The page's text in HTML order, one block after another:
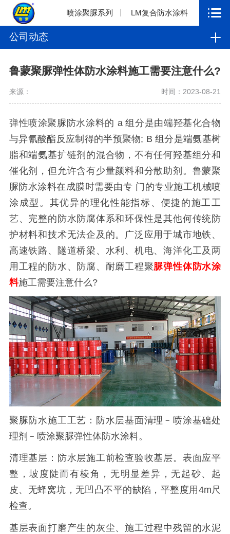
喷涂聚脲系列 LM复合防水涂料
公司动态
鲁蒙聚脲弹性体防水涂料施工需要注意什么?
来源： 时间：2023-08-21
弹性喷涂聚脲防水涂料的 a 组分是由端羟基化合物
与异氰酸酯反应制得的半预聚物; B 组分是端氨基树
脂和端氨基扩链剂的混合物，不有任何羟基组分和
催化剂，但允许含有少量颜料和分散助剂。鲁蒙聚
脲防水涂料在成膜时需要由专 门的专业施工机械喷
涂成型。其优异的理化性能指标、便捷的施工工
艺、完整的防水防腐体系和环保性是其他何传统防
护材料和技术无法企及的。广泛应用于城市地铁、
高速铁路、隧道桥梁、水利、机电、海洋化工及两
用工程的防水、防腐、耐磨工程聚脲弹性体防水涂
料施工需要注意什么?
聚脲防水施工工艺：防水层基面清理﹣喷涂基础处
理剂﹣喷涂聚脲弹性体防水涂料。
清理基层：防水层施工前检查验收基层。表面应平
整，坡度陡而有棱角，无明显差异，无起砂、起
皮、无蜂窝坑，无凹凸不平的缺陷，平整度用4m尺
检查。
基层表面打磨产生的灰尘、施工过程中残留的水泥